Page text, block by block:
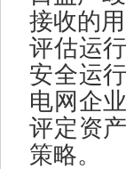
接收的
评估运
安全运
电网企
评定资
策略。